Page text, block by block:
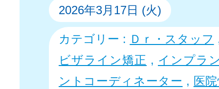
2026年3月17日 (火)
カテゴリー : Ｄｒ・スタッフ
ビザライン矯正 , インプラ
ントコーディネーター , 医